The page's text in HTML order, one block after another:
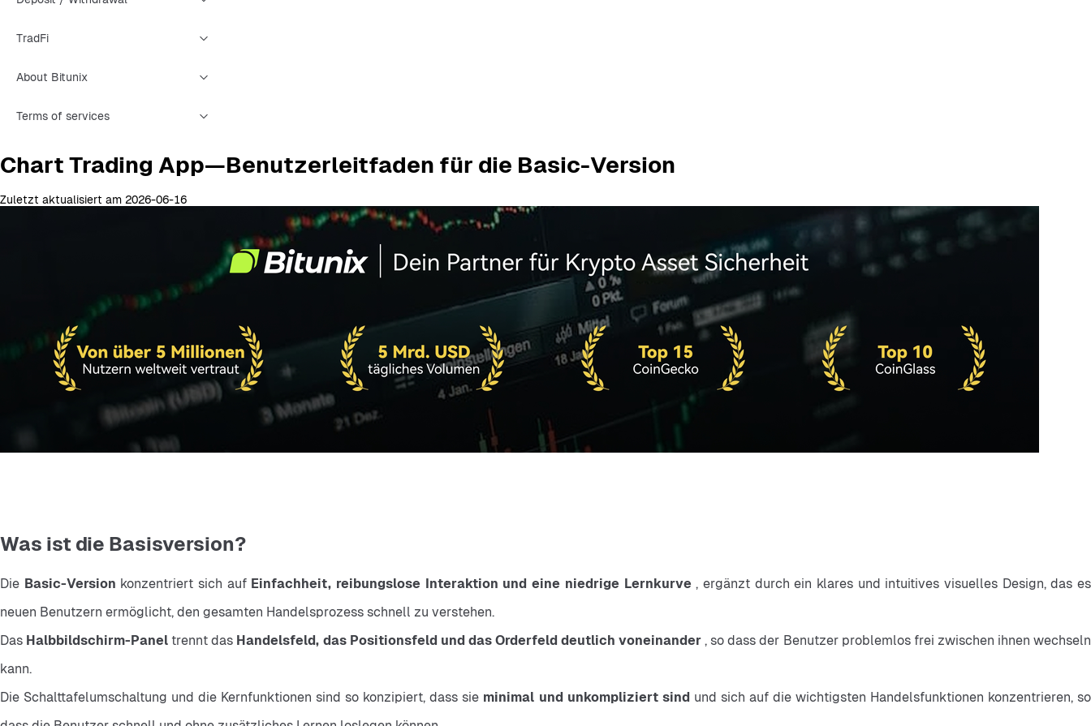
TradFi
About Bitunix
Terms of services
Chart Trading App—Benutzerleitfaden für die Basic-Version
Zuletzt aktualisiert am 2026-06-16
Was ist die Basisversion?
Die Basic-Version konzentriert sich auf Einfachheit, reibungslose Interaktion und eine niedrige Lernkurve , ergänzt durch ein klares und intuitives visuelles Design, das es
neuen Benutzern ermöglicht, den gesamten Handelsprozess schnell zu verstehen.
Das Halbbildschirm-Panel trennt das Handelsfeld, das Positionsfeld und das Orderfeld deutlich voneinander , so dass der Benutzer problemlos frei zwischen ihnen wechseln
kann.
Die Schalttafelumschaltung und die Kernfunktionen sind so konzipiert, dass sie minimal und unkompliziert sind und sich auf die wichtigsten Handelsfunktionen konzentrieren, so